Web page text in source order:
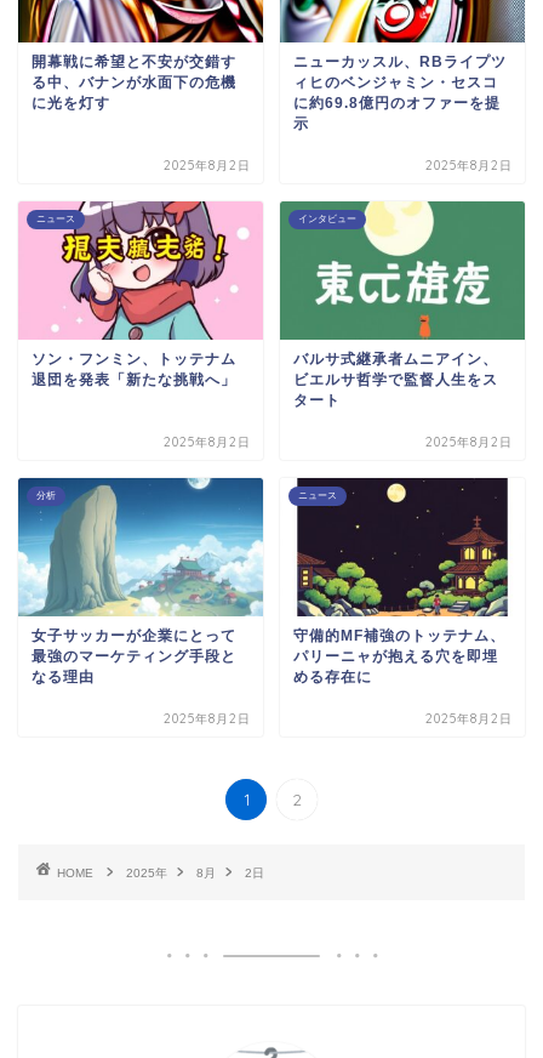
開幕戦に希望と不安が交錯す
る中、バナンが水面下の危機
に光を灯す
2025年8月2日
ニューカッスル、RBライプツ
ィヒのベンジャミン・セスコ
に約69.8億円のオファーを提
示
2025年8月2日
ニュース
ソン・フンミン、トッテナム
退団を発表「新たな挑戦へ」
2025年8月2日
インタビュー
バルサ式継承者ムニアイン、
ビエルサ哲学で監督人生をス
タート
2025年8月2日
分析
女子サッカーが企業にとって
最強のマーケティング手段と
なる理由
2025年8月2日
ニュース
守備的MF補強のトッテナム、
パリーニャが抱える穴を即埋
める存在に
2025年8月2日
1 2
HOME 2025年 8月 2日